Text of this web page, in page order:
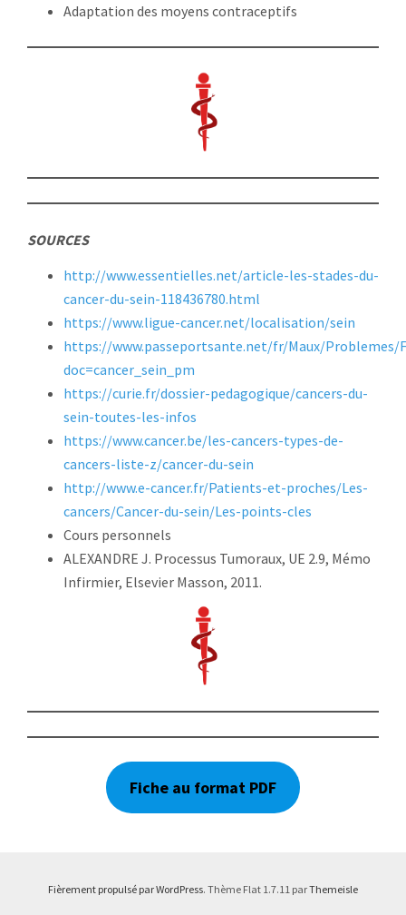
Adaptation des moyens contraceptifs
SOURCES
http://www.essentielles.net/article-les-stades-du-
cancer-du-sein-118436780.html
https://www.ligue-cancer.net/localisation/sein
https://www.passeportsante.net/fr/Maux/Problemes/
doc=cancer_sein_pm
https://curie.fr/dossier-pedagogique/cancers-du-
sein-toutes-les-infos
https://www.cancer.be/les-cancers-types-de-
cancers-liste-z/cancer-du-sein
http://www.e-cancer.fr/Patients-et-proches/Les-
cancers/Cancer-du-sein/Les-points-cles
Cours personnels
ALEXANDRE J. Processus Tumoraux, UE 2.9, Mémo
Infirmier, Elsevier Masson, 2011.
Fiche au format PDF
Fièrement propulsé par WordPress. Thème Flat 1.7.11 parThemeisle